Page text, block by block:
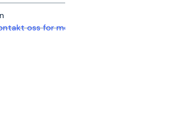
oss for mer informasjon